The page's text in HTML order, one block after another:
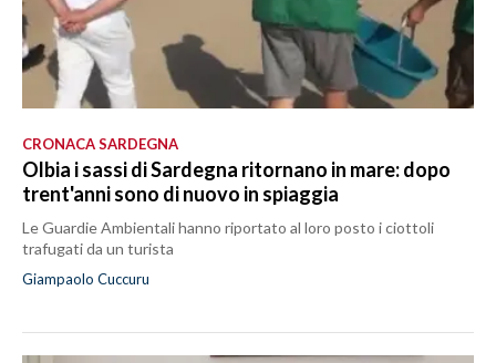
CRONACA SARDEGNA
Olbia i sassi di Sardegna ritornano in mare: dopo
trent'anni sono di nuovo in spiaggia
Le Guardie Ambientali hanno riportato al loro posto i ciottoli
trafugati da un turista
Giampaolo Cuccuru